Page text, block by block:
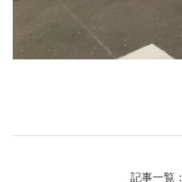
記事一覧：